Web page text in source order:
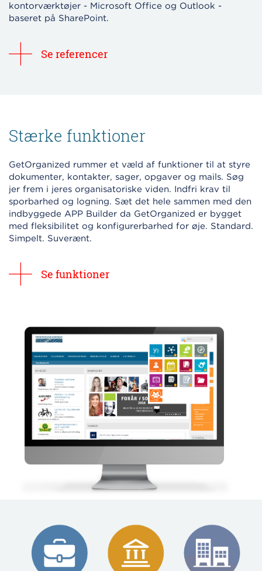
kontorværktøjer - Microsoft Office og Outlook -
baseret på SharePoint.
Se referencer
Stærke funktioner
GetOrganized rummer et væld af funktioner til at styre
dokumenter, kontakter, sager, opgaver og mails. Søg
jer frem i jeres organisatoriske viden. Indfri krav til
sporbarhed og logning. Sæt det hele sammen med den
indbyggede APP Builder da GetOrganized er bygget
med fleksibilitet og konfigurerbarhed for øje. Standard.
Simpelt. Suverænt.
Se funktioner